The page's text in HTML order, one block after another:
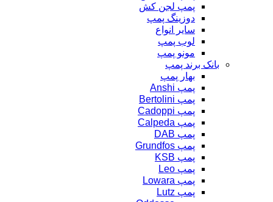
پمپ لجن کش
دوزینگ پمپ
سایر انواع
لوب پمپ
مونو پمپ
بانک برند پمپ
بهار پمپ
پمپ Anshi
پمپ Bertolini
پمپ Cadoppi
پمپ Calpeda
پمپ DAB
پمپ Grundfos
پمپ KSB
پمپ Leo
پمپ Lowara
پمپ Lutz